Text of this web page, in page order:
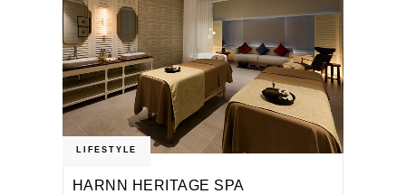
LIFESTYLE
HARNN HERITAGE SPA